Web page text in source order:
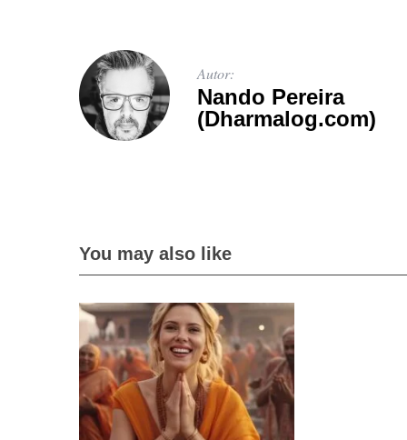
Autor:
Nando Pereira
(Dharmalog.com)
You may also like